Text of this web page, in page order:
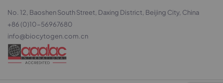
No. 12, Baoshen South Street, Daxing District, Beijing City, China
+86 (0)10-56967680
info@biocytogen.com.cn